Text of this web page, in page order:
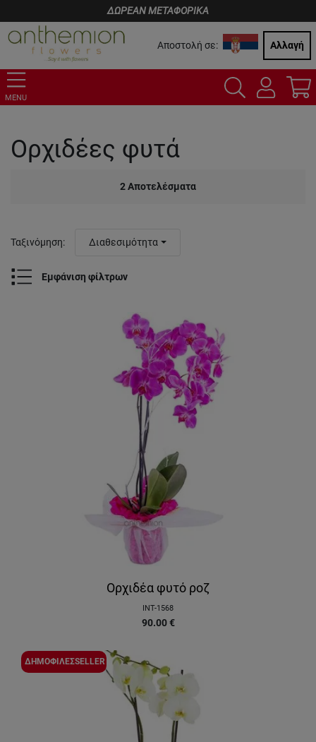
ΔΩΡΕΑΝ ΜΕΤΑΦΟΡΙΚΑ
Αποστολή σε: Αλλαγή
MENU
Ορχιδέες φυτά
2Αποτελέσματα
Εμφάνιση φίλτρων
Ταξινόμηση: Διαθεσιμότητα
Ορχιδέα φυτό ροζ
INT-1568
90.00 €
ΔΗΜΟΦΙΛΕΣSELLER